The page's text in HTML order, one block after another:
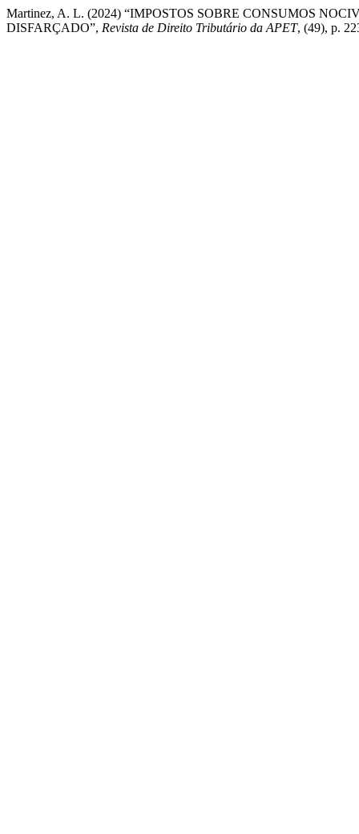
Martinez, A. L. (2024) “IMPOSTOS SOBRE CONSUMOS
DISFARÇADO”, Revista de Direito Tributário da APET, (49), p.